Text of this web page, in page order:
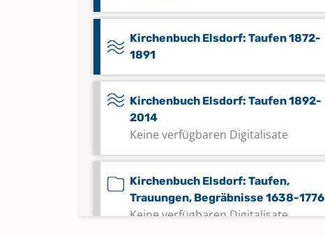
Kirchenbuch Elsdorf: Taufen 1872-
1891
Kirchenbuch Elsdorf: Taufen 1892-
2014
Keine verfügbaren Digitalisate
Kirchenbuch Elsdorf: Taufen,
Trauungen, Begräbnisse 1638-1776
Keine verfügbaren Digitalisate